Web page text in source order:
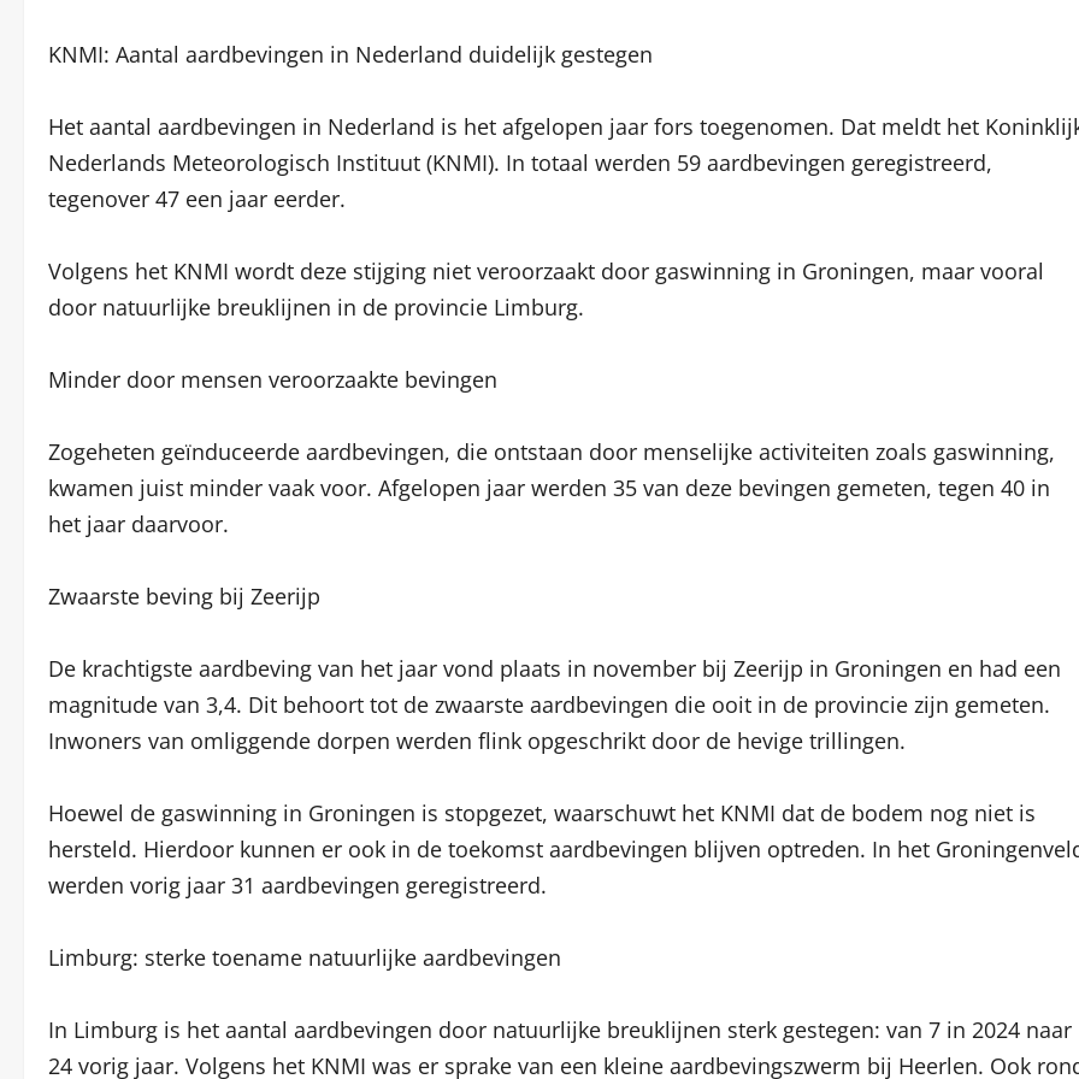
KNMI: Aantal aardbevingen in Nederland duidelijk gestegen
Het aantal aardbevingen in Nederland is het afgelopen jaar fors toegenomen. Dat meldt het
Nederlands Meteorologisch Instituut (KNMI). In totaal werden 59 aardbevingen geregistreerd,
tegenover 47 een jaar eerder.
Volgens het KNMI wordt deze stijging niet veroorzaakt door gaswinning in Groningen, maar vooral
door natuurlijke breuklijnen in de provincie Limburg.
Minder door mensen veroorzaakte bevingen
Zogeheten geïnduceerde aardbevingen, die ontstaan door menselijke activiteiten zoals gaswinning,
kwamen juist minder vaak voor. Afgelopen jaar werden 35 van deze bevingen gemeten, tegen 40 in
het jaar daarvoor.
Zwaarste beving bij Zeerijp
De krachtigste aardbeving van het jaar vond plaats in november bij Zeerijp in Groningen en had een
magnitude van 3,4. Dit behoort tot de zwaarste aardbevingen die ooit in de provincie zijn gemeten.
Inwoners van omliggende dorpen werden flink opgeschrikt door de hevige trillingen.
Hoewel de gaswinning in Groningen is stopgezet, waarschuwt het KNMI dat de bodem nog niet is
hersteld. Hierdoor kunnen er ook in de toekomst aardbevingen blijven optreden. In het
werden vorig jaar 31 aardbevingen geregistreerd.
Limburg: sterke toename natuurlijke aardbevingen
In Limburg is het aantal aardbevingen door natuurlijke breuklijnen sterk gestegen: van 7 in 2024 naar
24 vorig jaar. Volgens het KNMI was er sprake van een kleine aardbevingszwerm bij Heerlen. Ook